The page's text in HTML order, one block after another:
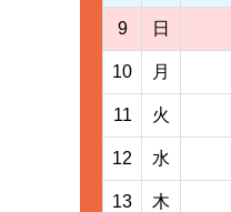
9 日
10 月
11 火
12 水
13 木